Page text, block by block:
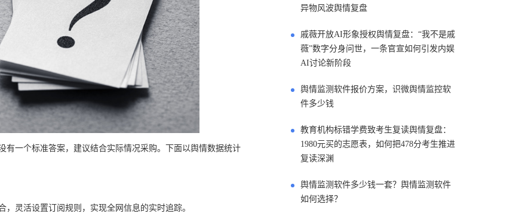
有一个标准答案，建议结合实际情况采购。下面以舆情数据统计
灵活设置订阅规则，实现全网信息的实时追踪。
异物风波舆情复盘
戚薇开放AI形象授权舆情复盘：“我不是戚
薇”数字分身问世，一条官宣如何引发内娱
AI讨论新阶段
舆情监测软件报价方案，识微舆情监控软
件多少钱
教育机构标错学费致考生复读舆情复盘：
1980元买的志愿表，如何把478分考生推进
复读深渊
舆情监测软件多少钱一套？舆情监测软件
如何选择？